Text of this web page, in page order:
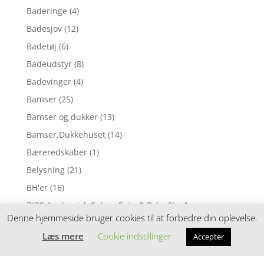
Baderinge (4)
Badesjov (12)
Badetøj (6)
Badeudstyr (8)
Badevinger (4)
Bamser (25)
Bamser og dukker (13)
Bamser,Dukkehuset (14)
Bæreredskaber (1)
Belysning (21)
BH'er (16)
BIBS Anatomisk Colour Sut - 2-Pak - Str. 1 -
Naturgummi (7)
BIBS Anatomisk Colour Sut - 2-Pak - Str. 2
(7)
Denne hjemmeside bruger cookies til at forbedre din oplevelse.
Læs mere
Cookie indstillinger Accepter